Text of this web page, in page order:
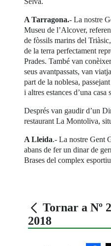
A Tarragona.- La nostre
Museu de l’Alcover,
de fòssils marins del
de la terra perfectament
Prades. També van
seus avantpassats, van
part de la noblesa,
i altres estances d’una casa
Després van gaudir d’un
restaurant La Montoliva,
A Lleida.- La nostre Gent
abans de fer un dinar de
Brases del complex
Tornar a Nº
2018